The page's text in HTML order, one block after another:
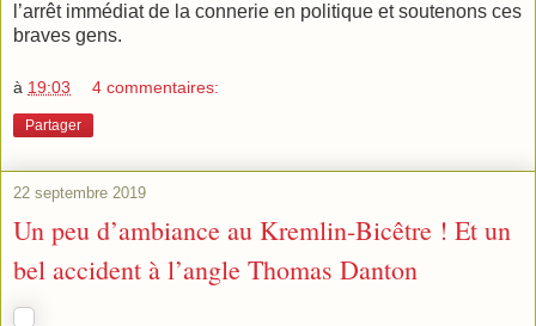
l’arrêt immédiat de la connerie en politique et soutenons ces
braves gens.
à 19:03 4 commentaires:
Partager
22 septembre 2019
Un peu d’ambiance au Kremlin-Bicêtre ! Et un
bel accident à l’angle Thomas Danton